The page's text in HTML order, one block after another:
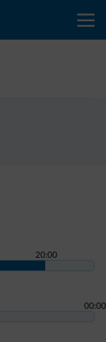
20:00
00:00